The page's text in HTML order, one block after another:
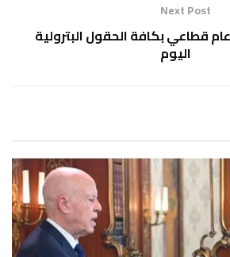
Next Post
قطاعي بكافة الحقول البترولية
اليوم